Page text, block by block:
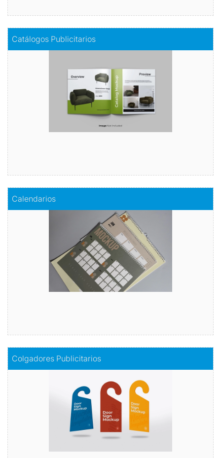
Catálogos Publicitarios
Comprar
Comprar
Calendarios
Organiza tu año con estilo
Comprar
Comprar
Colgadores Publicitarios
Publicidad en movimiento
Comprar
Comprar